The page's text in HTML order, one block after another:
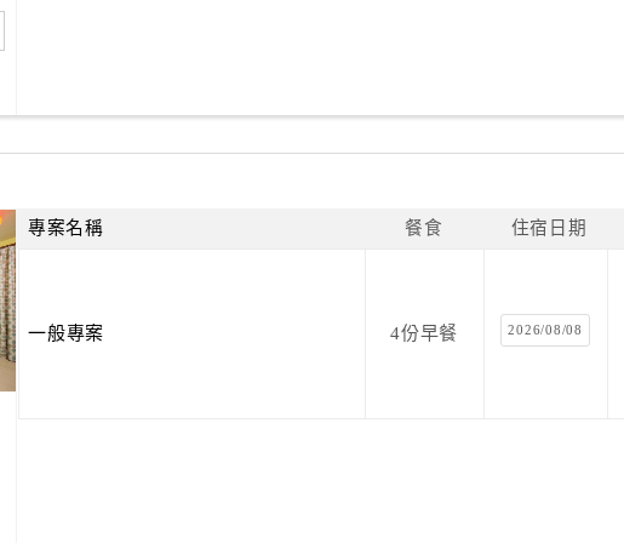
專案名稱 餐食 住宿日期
一般專案 4份早餐 2026/08/08